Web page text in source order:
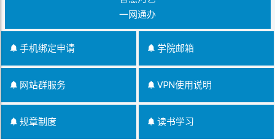
一网通办
手机绑定申请 学院邮箱
网站群服务 VPN使用说明
规章制度 读书学习